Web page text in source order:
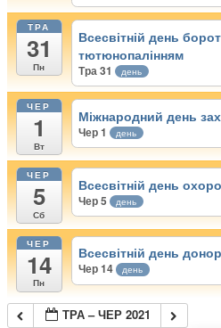
ТРА
31
Пн
Всесвітній день
тютюнопалінням
Тра 31 день
ЧЕР
1
Вт
Міжнародний день
Чер 1 день
ЧЕР
5
Сб
Всесвітній день
Чер 5 день
ЧЕР
14
Пн
Всесвітній день
Чер 14 день
ТРА – ЧЕР 2021